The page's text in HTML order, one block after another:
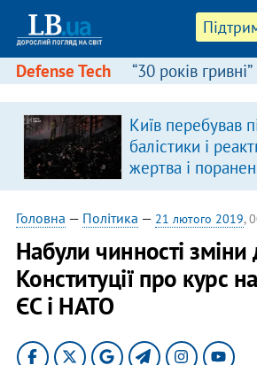
Defense Tech “30 років гривні”
Київ перебував
балістики і
жертва і
Головна — Політика — 21 лютого 2019,
Набули чинності зміни
Конституції про курс
ЄС і НАТО